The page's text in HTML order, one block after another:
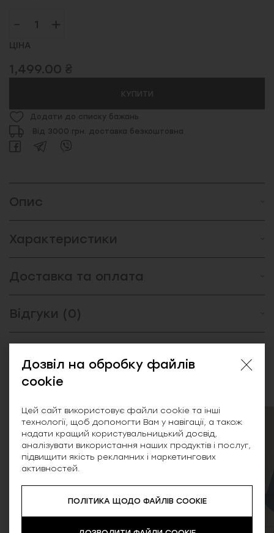
ЦІНА
1,499.00 ₴
КУПИТИ
Додати до списку бажань
Від 3000 грн. доставка безкоштовна
Опис
Характеристики
Доставка та оплата
Відгуки (0)
Схожі товари
SALE
Дозвіл на обробку файлів
cookie
Цей сайт використовує файли cookie та інші
технології, щоб допомогти Вам у навігації, а також
надати кращий користувальницький досвід,
аналізувати використання наших продуктів і послуг,
підвищити якість рекламних і маркетингових
активностей.
ПОЛІТИКА ЩОДО ФАЙЛІВ COOKIE